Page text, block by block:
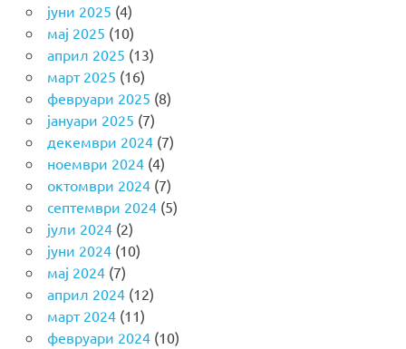
јуни 2025 (4)
мај 2025 (10)
април 2025 (13)
март 2025 (16)
февруари 2025 (8)
јануари 2025 (7)
декември 2024(7)
ноември 2024(4)
октомври 2024(7)
септември 2024(5)
јули 2024(2)
јуни 2024(10)
мај 2024(7)
април 2024(12)
март 2024(11)
февруари 2024(10)